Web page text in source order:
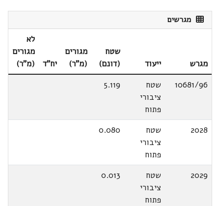
מגרשים
מגרש ייעוד
שטח
(דונם)
מגורים
(מ"ר)
יח"ד
לא
מגורים
(מ"ר)
10681/96
שטח
ציבורי
פתוח
5.119
2028
שטח
ציבורי
פתוח
0.080
2029
שטח
ציבורי
פתוח
0.013